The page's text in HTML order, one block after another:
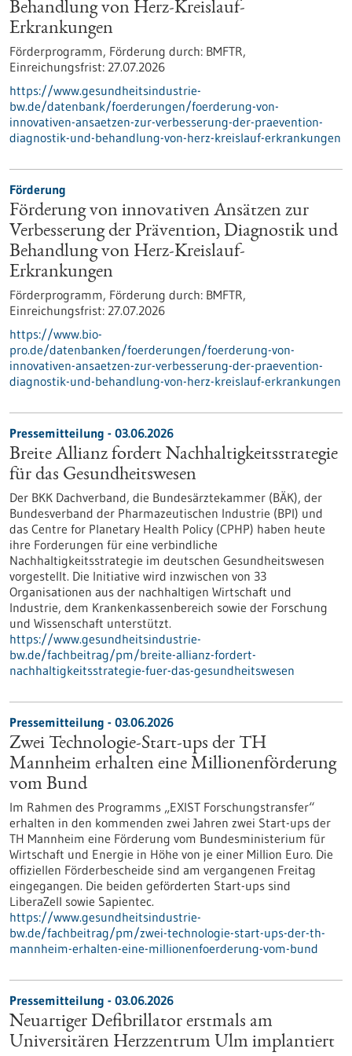
Behandlung von Herz-Kreislauf-
Erkrankungen
Förderprogramm, Förderung durch: BMFTR,
Einreichungsfrist: 27.07.2026
https://www.gesundheitsindustrie-
bw.de/datenbank/foerderungen/foerderung-von-
innovativen-ansaetzen-zur-verbesserung-der-praevention-
diagnostik-und-behandlung-von-herz-kreislauf-erkrankungen
Förderung
Förderung von innovativen Ansätzen zur
Verbesserung der Prävention, Diagnostik und
Behandlung von Herz-Kreislauf-
Erkrankungen
Förderprogramm, Förderung durch: BMFTR,
Einreichungsfrist: 27.07.2026
https://www.bio-
pro.de/datenbanken/foerderungen/foerderung-von-
innovativen-ansaetzen-zur-verbesserung-der-praevention-
diagnostik-und-behandlung-von-herz-kreislauf-erkrankungen
Pressemitteilung - 03.06.2026
Breite Allianz fordert Nachhaltigkeitsstrategie
für das Gesundheitswesen
Der BKK Dachverband, die Bundesärztekammer (BÄK), der
Bundesverband der Pharmazeutischen Industrie (BPI) und
das Centre for Planetary Health Policy (CPHP) haben heute
ihre Forderungen für eine verbindliche
Nachhaltigkeitsstrategie im deutschen Gesundheitswesen
vorgestellt. Die Initiative wird inzwischen von 33
Organisationen aus der nachhaltigen Wirtschaft und
Industrie, dem Krankenkassenbereich sowie der Forschung
und Wissenschaft unterstützt.
https://www.gesundheitsindustrie-
bw.de/fachbeitrag/pm/breite-allianz-fordert-
nachhaltigkeitsstrategie-fuer-das-gesundheitswesen
Pressemitteilung - 03.06.2026
Zwei Technologie-Start-ups der TH
Mannheim erhalten eine Millionenförderung
vom Bund
Im Rahmen des Programms „EXIST Forschungstransfer“
erhalten in den kommenden zwei Jahren zwei Start-ups der
TH Mannheim eine Förderung vom Bundesministerium für
Wirtschaft und Energie in Höhe von je einer Million Euro. Die
offiziellen Förderbescheide sind am vergangenen Freitag
eingegangen. Die beiden geförderten Start-ups sind
LiberaZell sowie Sapientec.
https://www.gesundheitsindustrie-
bw.de/fachbeitrag/pm/zwei-technologie-start-ups-der-th-
mannheim-erhalten-eine-millionenfoerderung-vom-bund
Pressemitteilung - 03.06.2026
Neuartiger Defibrillator erstmals am
Universitären Herzzentrum Ulm implantiert